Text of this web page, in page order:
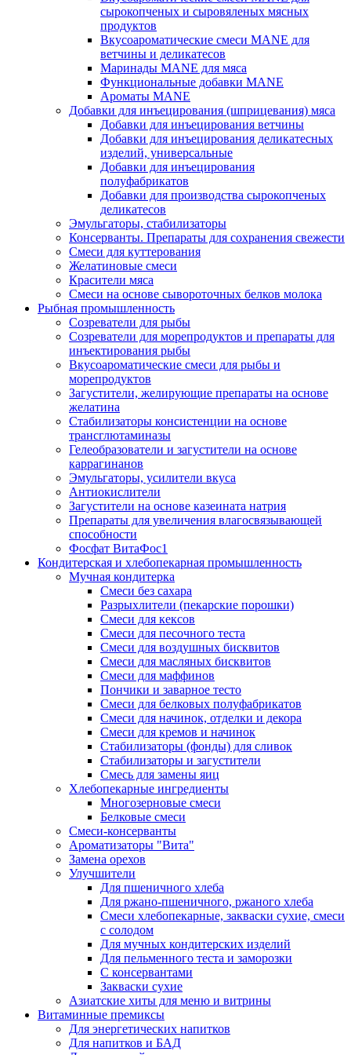
сырокопченых и сыровяленых мясных
продуктов
Вкусоароматические смеси MANE для
ветчины и деликатесов
Маринады MANE для мяса
Функциональные добавки MANE
Ароматы MANE
Добавки для инъецирования (шприцевания) мяса
Добавки для инъецирования ветчины
Добавки для инъецирования деликатесных
изделий, универсальные
Добавки для инъецирования
полуфабрикатов
Добавки для производства сырокопченых
деликатесов
Эмульгаторы, стабилизаторы
Консерванты. Препараты для сохранения свежести
Смеси для куттерования
Желатиновые смеси
Красители мяса
Смеси на основе сывороточных белков молока
Рыбная промышленность
Созреватели для рыбы
Созреватели для морепродуктов и препараты для
инъектирования рыбы
Вкусоароматические смеси для рыбы и
морепродуктов
Загустители, желирующие препараты на основе
желатина
Стабилизаторы консистенции на основе
трансглютаминазы
Гелеобразователи и загустители на основе
каррагинанов
Эмульгаторы, усилители вкуса
Антиокислители
Загустители на основе казеината натрия
Препараты для увеличения влагосвязывающей
способности
Фосфат ВитаФос1
Кондитерская и хлебопекарная промышленность
Мучная кондитерка
Смеси без сахара
Разрыхлители (пекарские порошки)
Смеси для кексов
Смеси для песочного теста
Смеси для воздушных бисквитов
Смеси для масляных бисквитов
Смеси для маффинов
Пончики и заварное тесто
Cмеси для белковых полуфабрикатов
Смеси для начинок, отделки и декора
Смеси для кремов и начинок
Стабилизаторы (фонды) для сливок
Стабилизаторы и загустители
Смесь для замены яиц
Хлебопекарные ингредиенты
Многозерновые смеси
Белковые смеси
Смеси-консерванты
Ароматизаторы "Вита"
Замена орехов
Улучшители
Для пшеничного хлеба
Для ржано-пшеничного, ржаного хлеба
Смеси хлебопекарные, закваски сухие, смеси
с солодом
Для мучных кондитерских изделий
Для пельменного теста и заморозки
С консервантами
Закваски сухие
Азиатские хиты для меню и витрины
Витаминные премиксы
Для энергетических напитков
Для напитков и БАД